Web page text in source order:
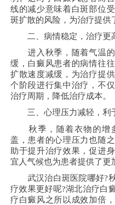
线的减少意味着白斑部位
斑扩散的风险，为治疗提供
二、病情稳定，治疗更
进入秋季，随着气温的
缓，白癜风患者的病情往
扩散速度减缓，为治疗提
个阶段进行集中治疗，不
治疗周期，降低治疗成本。
三、心理压力减轻，利
秋季，随着衣物的增
盖，患者的心理压力也随
助于提升治疗效果，促进
宜人气候也为患者提供了更
武汉治白斑医院哪好?秋
疗效果更好呢?湖北治疗白
疗白癜风之所以成效加倍